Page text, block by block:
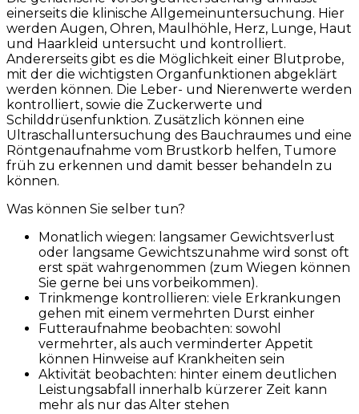
einerseits die klinische Allgemeinuntersuchung. Hier
werden Augen, Ohren, Maulhöhle, Herz, Lunge, Haut
und Haarkleid untersucht und kontrolliert.
Andererseits gibt es die Möglichkeit einer Blutprobe,
mit der die wichtigsten Organfunktionen abgeklärt
werden können. Die Leber- und Nierenwerte werden
kontrolliert, sowie die Zuckerwerte und
Schilddrüsenfunktion. Zusätzlich können eine
Ultraschalluntersuchung des Bauchraumes und eine
Röntgenaufnahme vom Brustkorb helfen, Tumore
früh zu erkennen und damit besser behandeln zu
können.
Was können Sie selber tun?
Monatlich wiegen: langsamer Gewichtsverlust
oder langsame Gewichtszunahme wird sonst oft
erst spät wahrgenommen (zum Wiegen können
Sie gerne bei uns vorbeikommen).
Trinkmenge kontrollieren: viele Erkrankungen
gehen mit einem vermehrten Durst einher
Futteraufnahme beobachten: sowohl
vermehrter, als auch verminderter Appetit
können Hinweise auf Krankheiten sein
Aktivität beobachten: hinter einem deutlichen
Leistungsabfall innerhalb kürzerer Zeit kann
mehr als nur das Alter stehen